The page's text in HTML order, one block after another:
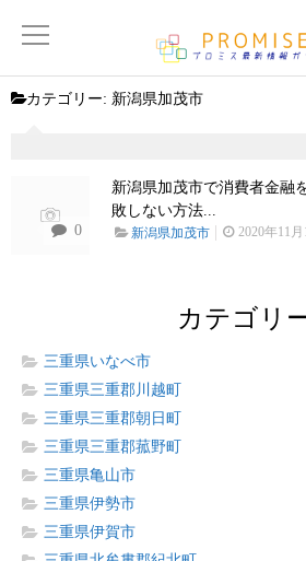
【サイトマップ】
カテゴリー: 新潟県加茂市
0
新潟県加茂市で消費者金融
敗しない方法...
新潟県加茂市 2020年11月
カテゴリ
三重県いなべ市
三重県三重郡川越町
三重県三重郡朝日町
三重県三重郡菰野町
三重県亀山市
三重県伊勢市
三重県伊賀市